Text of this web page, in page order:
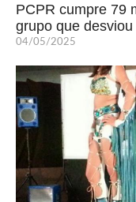
PCPR cumpre 79
grupo que
04/05/2025